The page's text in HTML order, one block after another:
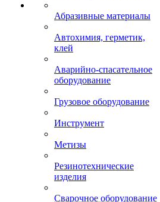
Абразивные материалы
Автохимия, герметик,
клей
Аварийно-спасательное
оборудование
Грузовое оборудование
Инструмент
Метизы
Резинотехнические
изделия
Сварочное оборудование